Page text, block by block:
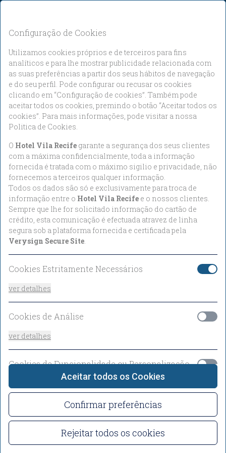
Check-in
Domingo
9
Ago, 2026
Check-out
Quarta-Feira
12
Ago, 2026
Ocupação
1 Quarto, 2 Adultos
Promos
Códigos promocionais e tarifas especiais
Configuração de Cookies
Utilizamos cookies próprios e de terceiros para fins
analíticos e para lhe mostrar publicidade relacionada com
as suas preferências a partir dos seus hábitos de navegação
e do seu perfil. Pode configurar ou recusar os cookies
clicando em “Configuração de cookies”. Também pode
aceitar todos os cookies, premindo o botão “Aceitar todos os
cookies”. Para mais informações, pode visitar a nossa
Politica de Cookies.
O Hotel Vila Recife garante a segurança dos seus clientes
com a máxima confidencialmente, toda a informação
fornecida é tratada com o máximo sigilio e privacidade, não
fornecemos a terceiros qualquer informação.
Todos os dados são só e exclusivamente para troca de
informação entre o Hotel Vila Recife e o nossos clientes.
Sempre que lhe for solicitado informação do cartão de
crédito, esta comunicação é efectuada atravez de linha
segura sob a plataforma fornecida e certificada pela
Verysign Secure Site.
Cookies Estritamente Necessários
ver detalhes
Cookies de Análise
ver detalhes
Cookies de Funcionalidade ou Personalização
ver detalhes
Aceitar todos os Cookies
Confirmar preferências
Rejeitar todos os cookies